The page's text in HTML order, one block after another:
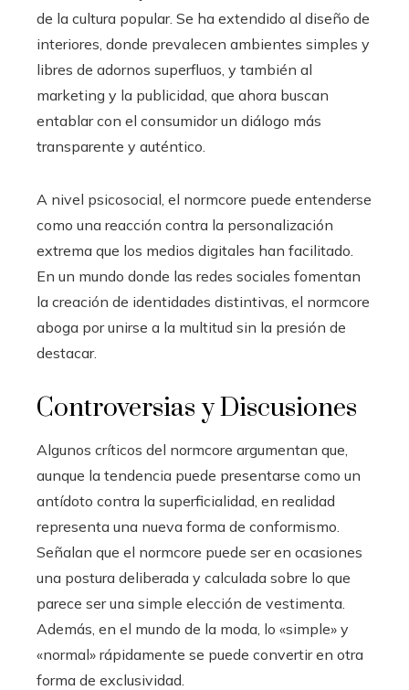
de la cultura popular. Se ha extendido al diseño de
interiores, donde prevalecen ambientes simples y
libres de adornos superfluos, y también al
marketing y la publicidad, que ahora buscan
entablar con el consumidor un diálogo más
transparente y auténtico.
A nivel psicosocial, el normcore puede entenderse
como una reacción contra la personalización
extrema que los medios digitales han facilitado.
En un mundo donde las redes sociales fomentan
la creación de identidades distintivas, el normcore
aboga por unirse a la multitud sin la presión de
destacar.
Controversias y Discusiones
Algunos críticos del normcore argumentan que,
aunque la tendencia puede presentarse como un
antídoto contra la superficialidad, en realidad
representa una nueva forma de conformismo.
Señalan que el normcore puede ser en ocasiones
una postura deliberada y calculada sobre lo que
parece ser una simple elección de vestimenta.
Además, en el mundo de la moda, lo «simple» y
«normal» rápidamente se puede convertir en otra
forma de exclusividad.